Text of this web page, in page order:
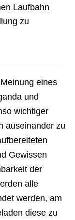
Laufbahn
zu
eines
und
wichtiger
auseinander zu
Gewissen
der
alle
werden, am
diese zu